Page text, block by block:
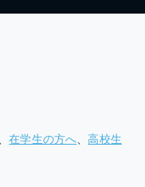
在学生の方へ、高校生